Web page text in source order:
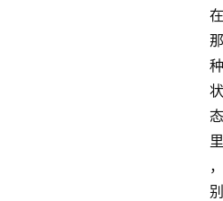
在
那
种
状
态
里
，
别